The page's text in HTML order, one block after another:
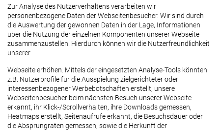
Zur Analyse des Nutzerverhaltens verarbeiten wir
personenbezogene Daten der Webseitenbesucher. Wir sind durch
die Auswertung der gewonnen Daten in der Lage, Informationen
über die Nutzung der einzelnen Komponenten unserer Webseite
zusammenzustellen. Hierdurch können wir die Nutzerfreundlichkeit
unserer
Webseite erhöhen. Mittels der eingesetzten Analyse-Tools könnten
z.B. Nutzerprofile für die Ausspielung zielgerichteter oder
interessenbezogener Werbebotschaften erstellt, unsere
Webseitenbesucher beim nächsten Besuch unserer Webseite
erkannt, ihr Klick-/Scrollverhalten, ihre Downloads gemessen,
Heatmaps erstellt, Seitenaufrufe erkannt, die Besuchsdauer oder
die Absprungraten gemessen, sowie die Herkunft der